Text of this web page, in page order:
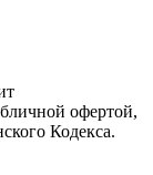
офертой,
Кодекса.